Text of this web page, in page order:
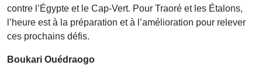
contre l’Égypte et le Cap-Vert. Pour Traoré et les Étalons,
l’heure est à la préparation et à l’amélioration pour relever
ces prochains défis.
Boukari Ouédraogo